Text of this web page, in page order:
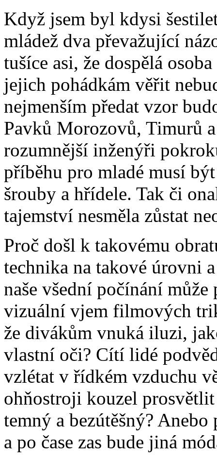
Když jsem byl kdysi
mládež dva převažující
tušíce asi, že dospělá
jejich pohádkám věřit
nejmenším předat vzor
Pavků Morozovů, Timurů
rozumnější inženýři
příběhu pro mladé musí
šrouby a hřídele. Tak či
tajemství nesměla zůstat
Proč došl k takovému
technika na takové úrovni
naše všední počínání
vizuální vjem filmových
že divákům vnuká iluzi,
vlastní oči? Cítí lidé
vzlétat v řídkém vzduchu
ohňostroji kouzel
temný a bezútěšný?
a po čase zas bude jiná